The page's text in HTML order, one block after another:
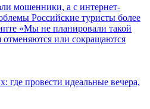
мошенники, а с интернет-
Российские туристы более
«Мы не планировали такой
или сокращаются
где провести идеальные вечера,